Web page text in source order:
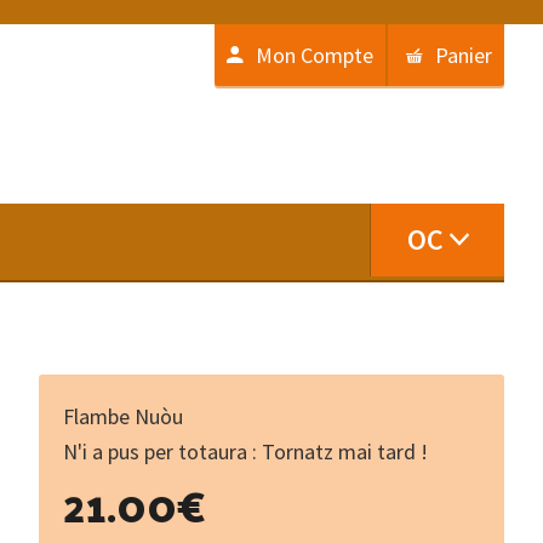
Mon Compte Panier
OC
Flambe Nuòu
N'i a pus per totaura : Tornatz mai tard !
21.00€